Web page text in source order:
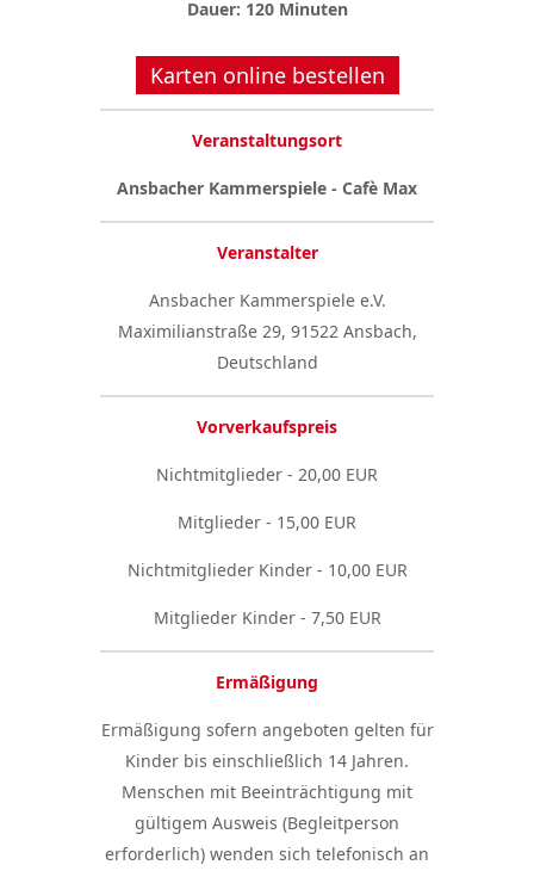
Dauer: 120 Minuten
Karten online bestellen
Veranstaltungsort
Ansbacher Kammerspiele - Cafè Max
Veranstalter
Ansbacher Kammerspiele e.V.
Maximilianstraße 29, 91522 Ansbach,
Deutschland
Vorverkaufspreis
Nichtmitglieder - 20,00 EUR
Mitglieder - 15,00 EUR
Nichtmitglieder Kinder - 10,00 EUR
Mitglieder Kinder - 7,50 EUR
Ermäßigung
Ermäßigung sofern angeboten gelten für
Kinder bis einschließlich 14 Jahren.
Menschen mit Beeinträchtigung mit
gültigem Ausweis (Begleitperson
erforderlich) wenden sich telefonisch an